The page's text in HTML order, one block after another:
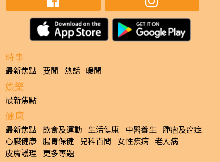
時事
最新焦點 要聞 熱話 暖聞
娛樂
最新焦點
健康
最新焦點 飲食及運動 生活健康 中醫養生 腫瘤及癌症
心臟健康 腸胃保健 兒科百問 女性疾病 老人病
皮膚護理 更多專題